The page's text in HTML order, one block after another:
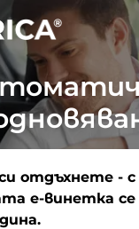
отдъхнете -
е-винетка се